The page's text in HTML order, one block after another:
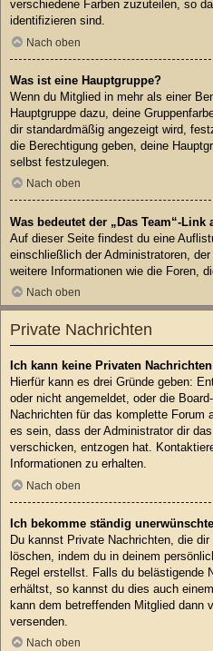
verschiedene Farben zuzuteilen, so
identifizieren sind.
Nach oben
Was ist eine Hauptgruppe?
Wenn du Mitglied in mehr als einer
Hauptgruppe dazu, deine
dir standardmäßig angezeigt wird,
die Berechtigung geben, deine
selbst festzulegen.
Nach oben
Was bedeutet der „Das Team“-Link
Auf dieser Seite findest du eine
einschließlich der Administratoren,
weitere Informationen wie die Foren,
Nach oben
Private Nachrichten
Ich kann keine Privaten
Hierfür kann es drei Gründe geben:
oder nicht angemeldet, oder die
Nachrichten für das komplette Forum
es sein, dass der Administrator dir
verschicken, entzogen hat.
Informationen zu erhalten.
Nach oben
Ich bekomme ständig
Du kannst Private Nachrichten, die
löschen, indem du in deinem
Regel erstellst. Falls du belästigende
erhältst, so kannst du dies auch
kann dem betreffenden Mitglied dann
versenden.
Nach oben